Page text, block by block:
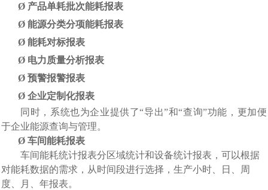
Ø 产品单耗批次能耗报表
Ø能源分类分项能耗报表
Ø能耗对标报表
Ø 电力质量分析报表
Ø预警报警报表
Ø企业定制化报表
同时，系统也为企业提供了“导出”和“查询”功能，更加便
于企业能源查询与管理。
Ø车间能耗报表
车间能耗统计报表分区域统计和设备统计报表，可以根据
对能耗数据的需求，从时间段进行选择，生产小时、日、周
度、月、年报表。